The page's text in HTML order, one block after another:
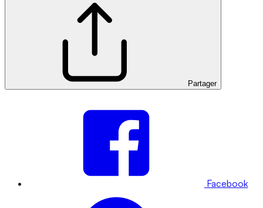
Partager
Facebook